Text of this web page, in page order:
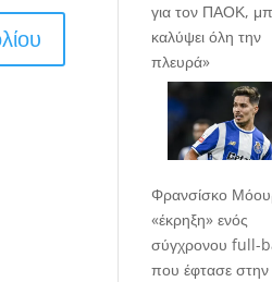
για τον ΠΑΟΚ,
καλύψει όλη την
πλευρά»
Φρανσίσκο
«έκρηξη» ενός
σύγχρονου full-
που έφτασε στην